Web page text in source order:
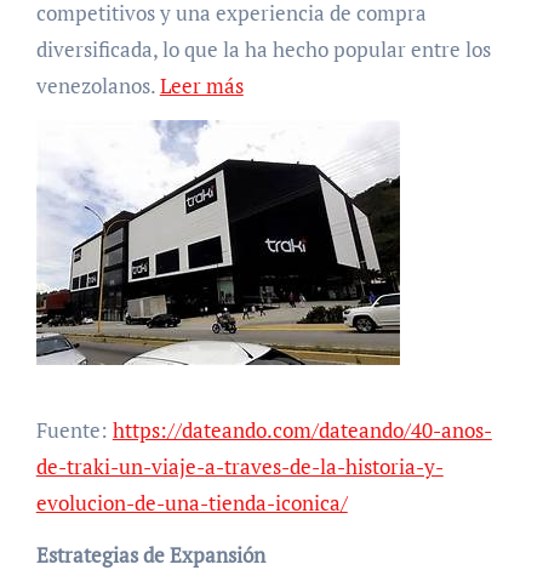
competitivos y una experiencia de compra
diversificada, lo que la ha hecho popular entre los
venezolanos.Leer más
Fuente: https://dateando.com/dateando/40-anos-
de-traki-un-viaje-a-traves-de-la-historia-y-
evolucion-de-una-tienda-iconica/
Estrategias de Expansión